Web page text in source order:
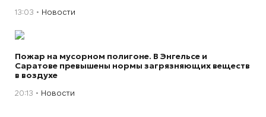
13:03 Новости
Пожар на мусорном полигоне. В Энгельсе и
Саратове превышены нормы загрязняющих веществ
в воздухе
20:13 Новости